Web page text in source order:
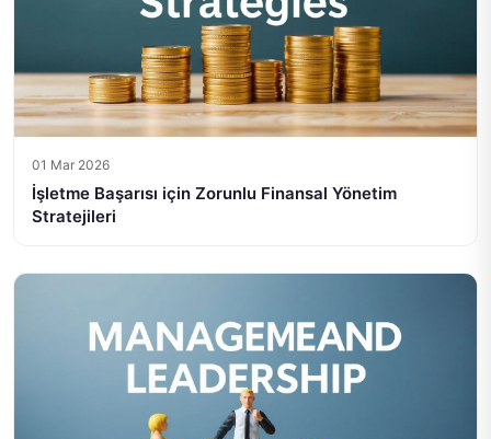
01 Mar 2026
İşletme Başarısı için Zorunlu Finansal Yönetim
Stratejileri